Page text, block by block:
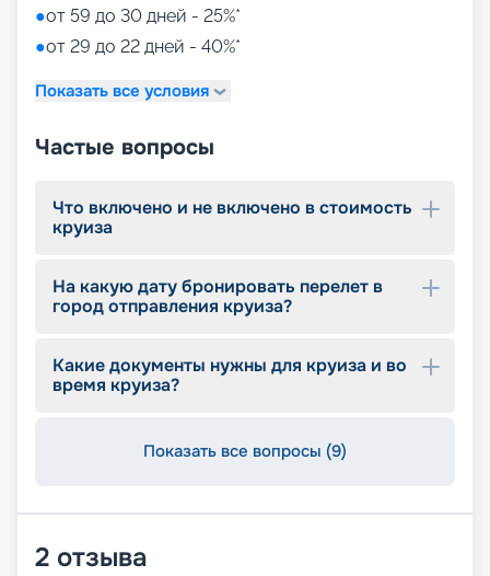
• детский клуб Chicco.
Путешествуйте с
«Круиз.онлайн»
Наша компания предлагает купить путевки на
круизы MSC World Europa не выходя из дома. На
информацию для выбора тура: расписание
круизов на 2026 - 2027 г., характеристики
Опытные специалисты с удовольствием
проконсультируют вас, помогут с оформлением
оказывать информационную поддержку на
протяжении круиза. Бронируйте путевки и
отправляйтесь в сказочное путешествие на
●от 59 до 30 дней - 25%*
●от 29 до 22 дней - 40%*
Показать все условия
Частые вопросы
Что включено и не включено в стоимость
круиза
На какую дату бронировать перелет в
город отправления круиза?
Какие документы нужны для круиза и во
время круиза?
Показать все вопросы (9)
2 отзыва